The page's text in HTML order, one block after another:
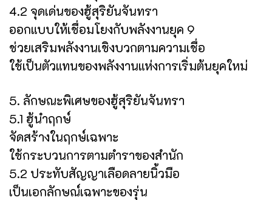
4.2 จุดเด่นของฮู้สุริยันจันทรา
ออกแบบให้เชื่อมโยงกับพลังงานยุค 9
ช่วยเสริมพลังงานเชิงบวกตามความเชื่อ
ใช้เป็นตัวแทนของพลังงานแห่งการเริ่มต้นยุคใหม่
5. ลักษณะพิเศษของฮู้สุริยันจันทรา
5.1 ฮู้นำฤกษ์
จัดสร้างในฤกษ์เฉพาะ
ใช้กระบวนการตามตำราของสำนัก
5.2 ประทับสัญญาเลือดลายนิ้วมือ
เป็นเอกลักษณ์เฉพาะของรุ่น